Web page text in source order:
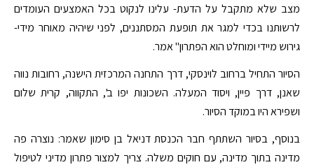
מצב שלא מתקבל על הדעת- עלינו לנקוט בכל האמצעים העומדים
לרשותנו בכדי למגר את תופעת המסתננים, לפני שיהיה מאוחר מידי-
גירוש מיידי ומוחלט הוא הפתרון" אמר.
הסיור התחיל ברחוב לוינסקי, דרך התחנה המרכזית הישנה, רחובות נווה
שאנן, דרך פיין, ויסוד המעלה. השכונות יפו ב', התקווה, קרית שלום
ושפירא היו במוקד הסיור.
בנוסף, בסיור השתתף חבר הכנסת דניאל בן סימון שאמר: נוצרה פה
מדינה בתוך מדינה, עם חוקים משלה. צריך למצור פתרון מדיני לטיפול